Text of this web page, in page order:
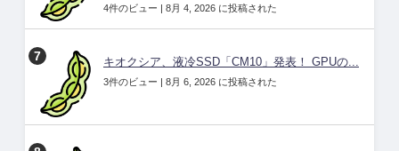
4件のビュー | 8月 4, 2026 に投稿された
キオクシア、液冷SSD「CM10」発表！ GPUの...
3件のビュー | 8月 6, 2026 に投稿された